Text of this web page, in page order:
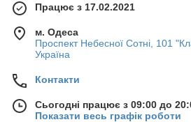
Працює з 17.02.2021
м. Одеса
Проспект Небесної Сотні, 101
Україна
Контакти
Сьогодні працює з 09:00 до
Показати весь графік роботи